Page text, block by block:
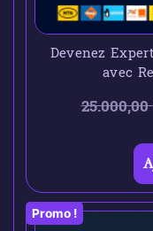
Devenez
avec
25.000,00
Promo !